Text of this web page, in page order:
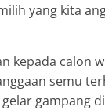
yang kita
kepada calon
semu
gampang